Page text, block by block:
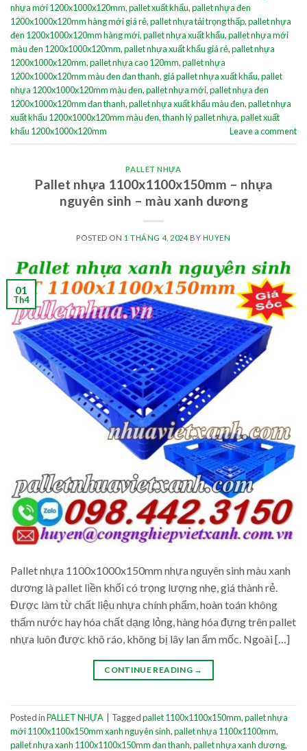
nhựa mới 1200x1000x120mm,pallet xuất khẩu,pallet nhựa đen
1200x1000x120mm hàng mới giá rẻ,pallet nhựa tải trọng thấp,pallet nhựa
đen 1200x1000x120mm hàng mới,pallet nhựa xuất khẩu,pallet nhựa mới
màu đen 1200x1000x120mm,pallet nhựa xuất khẩu giá rẻ,pallet nhựa
1200x1000x120mm,pallet nhựa cao 120mm,pallet nhựa
1200x1000x120mm màu đen đan thanh, giá pallet nhựa xuất khẩu,pallet
nhựa 1200x1000x120mm màu đen,pallet nhựa mới,pallet nhựa đen
1200x1000x120mm đan thanh,pallet nhựa xuất khẩu màu đen,pallet nhựa
xuất khẩu 1200x1000x120mm màu đen,thanh lý pallet nhựa,pallet xuất
khẩu 1200x1000x120mm
Leave a comment
PALLET NHỰA
Pallet nhựa 1100x1100x150mm – nhựa
nguyên sinh – màu xanh dương
POSTED ON 1 THÁNG 4, 2024BY HUYEN
01
Th4
Pallet nhựa 1100x1000x150mm nhựa nguyên sinh màu xanh
dương là pallet liền khối có trọng lượng nhẹ, giá thành rẻ.
Được làm từ chất liệu nhựa chính phẩm, hoàn toán không
thấm nước hay hóa chất dạng lỏng, hàng hóa đựng trên pallet
nhựa luôn được khô ráo, không bị lây lan ẩm mốc. Ngoài […]
CONTINUE READING →
Posted inPALLET NHỰA Taggedpallet 1100x1100x150mm,pallet nhựa
mới 1100x1100x150mm xanh nguyên sinh,pallet nhựa 1100x1100mm,
pallet nhựa xanh 1100x1100x150mm đan thanh,pallet nhựa xanh dương,